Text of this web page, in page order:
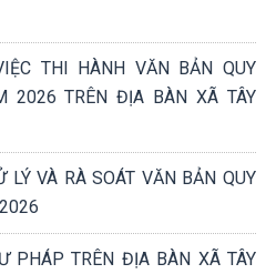
THI HÀNH VĂN BẢN QUY
2026 TRÊN ĐỊA BÀN XÃ TÂY
LÝ VÀ RÀ SOÁT VĂN BẢN QUY
PHÁP TRÊN ĐỊA BÀN XÃ TÂY